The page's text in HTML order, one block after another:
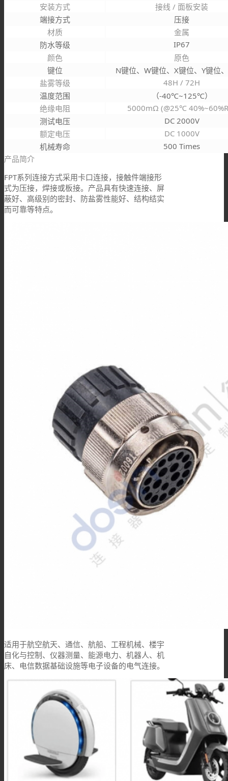
安装方式
接线 / 面板安装
端接方式
压接
材质
金属
防水等级
IP67
颜色
原色
键位
N键位、W键位、X键位、Y键位
盐雾等级
48H / 72H
温度范围
（-40℃~125℃）
绝缘电阻
5000mΩ (@25℃
测试电压
DC 2000V
额定电压
DC 1000V
机械寿命
500 Times
产品简介
FPT系列连接方式采用卡口连接，接触件端接形
式为压接，焊接或板接。产品具有快速连接、屏
蔽好、高级别的密封、防盐雾性能好、结构结实
而可靠等特点。
适用于航空航天、通信、航船、工程机械、楼宇
自化与控制、仪器测量、能源电力、机器人、机
床、电信数据基础设施等电子设备的电气连接。